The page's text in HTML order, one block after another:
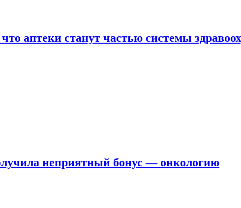
аптеки станут частью системы
неприятный бонус — онкологию